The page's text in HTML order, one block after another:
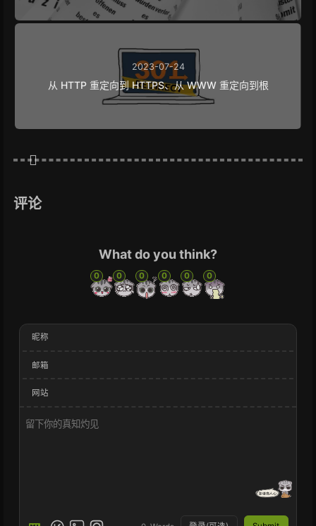
2023-07-24
从 HTTP 重定向到 HTTPS、从 WWW 重定向到根
评论
What do you think?
0 0 0 0 0 0
昵称
邮箱
网站